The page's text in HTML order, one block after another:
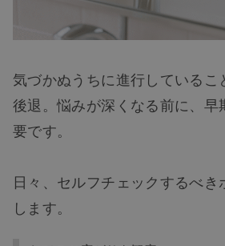
気づかぬうちに進行しているこ
後退。悩みが深くなる前に、早
要です。
日々、セルフチェックするべ
します。